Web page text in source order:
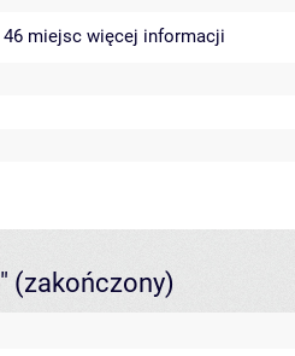
46 miejsc więcej informacji
(zakończony)